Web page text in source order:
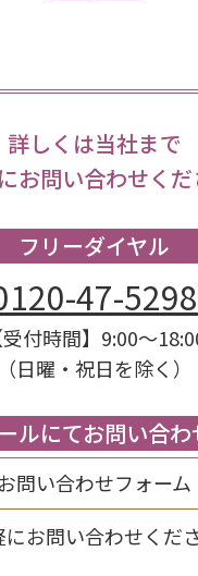
詳しくは当社まで
お問い合わせくだ
フリーダイヤル
47-5298
受付時間】9:00～
（日曜・祝日を除く）
ルにてお問い合わ
お問い合わせフォーム
お問い合わせくださ